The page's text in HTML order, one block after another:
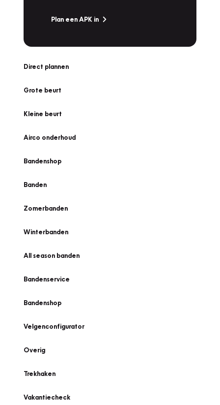
Plan een APK in
Direct plannen
Grote beurt
Kleine beurt
Airco onderhoud
Bandenshop
Banden
Zomerbanden
Winterbanden
All season banden
Bandenservice
Bandenshop
Velgenconfigurator
Overig
Trekhaken
Vakantiecheck